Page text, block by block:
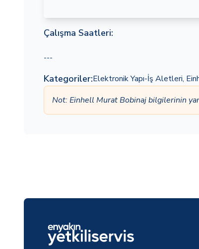
Çalışma Saatleri:
---
Kategoriler:Elektronik Yapı-İş Aletleri,
Not: Einhell Murat Bobinaj bilgilerinin